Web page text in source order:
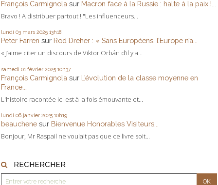
François Carmignola sur Macron face à la Russie : halte à la paix !...
Bravo ! A distribuer partout ! "Les influenceurs...
lundi 03 mars 2025 13h18
Peter Farren sur Rod Dreher : « Sans Européens, l’Europe n’a...
« J’aime citer un discours de Viktor Orbán d’il y a...
samedi 01 février 2025 10h37
François Carmignola sur L’évolution de la classe moyenne en
France...
L'histoire racontée ici est à la fois émouvante et...
lundi 06 janvier 2025 10h19
beauchene sur Bienvenue Honorables Visiteurs...
Bonjour, Mr Raspail ne voulait pas que ce livre soit...
RECHERCHER